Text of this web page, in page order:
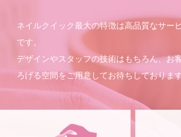
ネイルクイック最大の特徴は高品質なサー
です。
デザインやスタッフの技術はもちろん、お
ろげる空間をご用意してお待ちしております